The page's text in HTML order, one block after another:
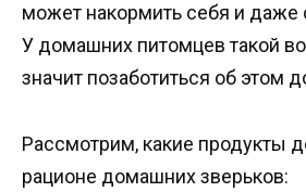
может накормить себя и даже
У домашних питомцев такой
значит позаботиться об этом
Рассмотрим, какие продукты
рационе домашних зверьков: